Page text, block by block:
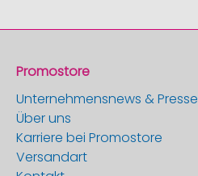
Promostore
Unternehmensnews & Presse
Über uns
Karriere bei Promostore
Versandart